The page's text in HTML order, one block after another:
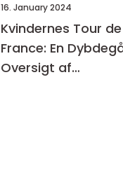
16. January 2024
Kvindernes Tour de
France: En
Oversigt af